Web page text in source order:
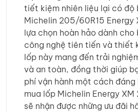
tiết kiệm nhiên liệu lại có độ
Michelin 205/60R15 Energy
lựa chọn hoàn hảo dành cho
công nghệ tiên tiến và thiết
lốp này mang đến trải
và an toàn, đồng thời giúp
phí vận hành một cách
mua lốp Michelin Energy XM
sẽ nhận được những ưu đãi